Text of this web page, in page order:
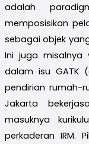
adalah
memposisikan
sebagai objek
Ini juga misalnya
dalam isu GATK
pendirian rumah-
Jakarta
masuknya
perkaderan IRM.